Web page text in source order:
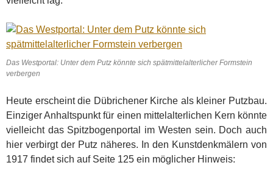
Das Westportal: Unter dem Putz könnte sich spätmittelalterlicher Formstein
verbergen
Heute erscheint die Dübrichener Kirche als kleiner Putzbau.
Einziger Anhaltspunkt für einen mittelalterlichen Kern könnte
vielleicht das Spitzbogenportal im Westen sein. Doch auch
hier verbirgt der Putz näheres. In den Kunstdenkmälern von
1917 findet sich auf Seite 125 ein möglicher Hinweis: